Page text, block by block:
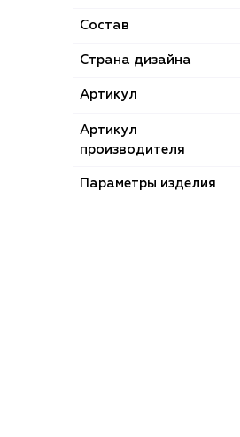
Состав
Страна дизайна
Артикул
Артикул
производителя
Параметры изделия